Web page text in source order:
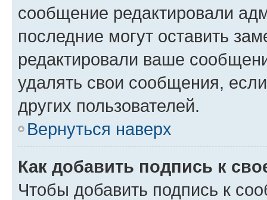
сообщение редактировали
последние могут оставить
редактировали ваше
удалять свои сообщения,
других пользователей.
Вернуться наверх
Как добавить подпись к
Чтобы добавить подпись к